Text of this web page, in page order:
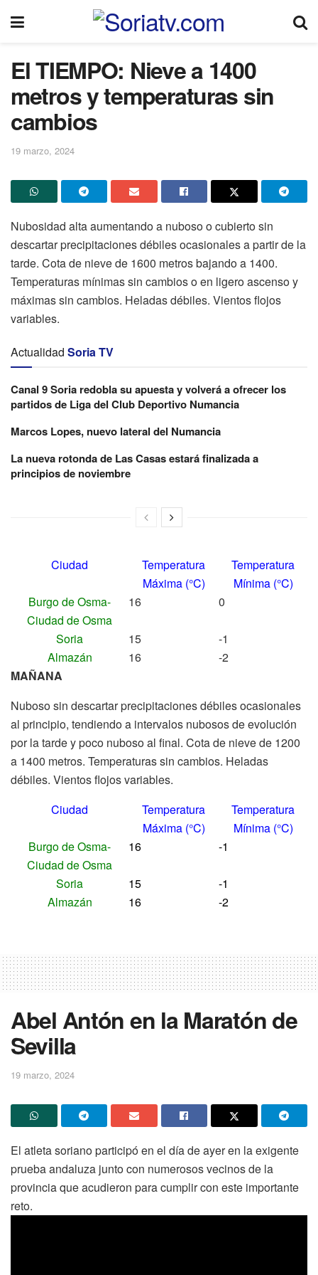
El TIEMPO: Nieve a 1400
metros y temperaturas sin
cambios
19 marzo, 2024
Nubosidad alta aumentando a nuboso o cubierto sin
descartar precipitaciones débiles ocasionales a partir de la
tarde. Cota de nieve de 1600 metros bajando a 1400.
Temperaturas mínimas sin cambios o en ligero ascenso y
máximas sin cambios. Heladas débiles. Vientos flojos
variables.
Actualidad Soria TV
Canal 9 Soria redobla su apuesta y volverá a ofrecer los
partidos de Liga del Club Deportivo Numancia
Marcos Lopes, nuevo lateral del Numancia
La nueva rotonda de Las Casas estará finalizada a
principios de noviembre
Ciudad
Temperatura
Máxima (°C)
Temperatura
Mínima (°C)
Burgo de Osma-
Ciudad de Osma
16 0
Soria 15
-1
Almazán
16
-2
MAÑANA
Nuboso sin descartar precipitaciones débiles ocasionales
al principio, tendiendo a intervalos nubosos de evolución
por la tarde y poco nuboso al final. Cota de nieve de 1200
a 1400 metros. Temperaturas sin cambios. Heladas
débiles. Vientos flojos variables.
Ciudad
Temperatura
Máxima (°C)
Temperatura
Mínima (°C)
Burgo de Osma-
Ciudad de Osma
16 -1
Soria 15
-1
Almazán
16 -2
Abel Antón en la Maratón de
Sevilla
19 marzo, 2024
El atleta soriano participó en el día de ayer en la exigente
prueba andaluza junto con numerosos vecinos de la
provincia que acudieron para cumplir con este importante
reto.